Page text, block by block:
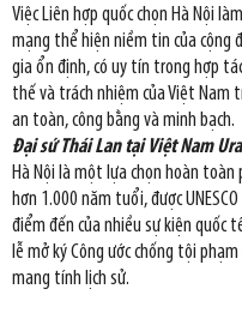
Việc Liên hợp quốc chọn Hà Nội
mạng thể hiện niềm tin của cộng
gia ổn định, có uy tín trong hợp
thế và trách nhiệm của Việt Nam
an toàn, công bằng và minh bạch.
Đại sứ Thái Lan tại Việt Nam
Hà Nội là một lựa chọn hoàn toàn
hơn 1.000 năm tuổi, được
điểm đến của nhiều sự kiện quốc
lễ mở ký Công ước chống tội
mang tính lịch sử.